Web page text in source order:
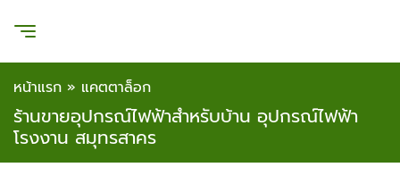
หน้าแรก » แคตตาล็อก
ร้านขายอุปกรณ์ไฟฟ้าสำหรับบ้าน อุปกรณ์ไฟฟ้า
โรงงาน สมุทรสาคร